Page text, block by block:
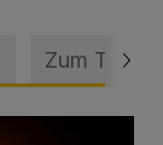
Zum Thema